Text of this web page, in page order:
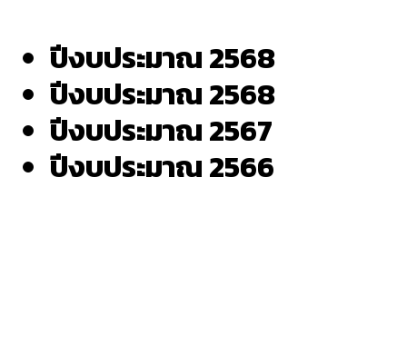
ปีงบประมาณ 2568
ปีงบประมาณ 2568
ปีงบประมาณ 2567
ปีงบประมาณ 2566